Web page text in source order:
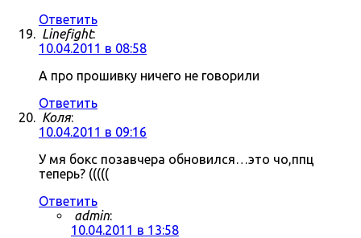
Ответить
Linefight:
10.04.2011 в 08:58
А про прошивку ничего не говорили
Ответить
Коля:
10.04.2011 в 09:16
У мя бокс позавчера обновился…это чо,ппц
теперь? (((((
Ответить
admin:
10.04.2011 в 13:58